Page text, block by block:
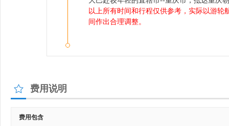
以上所有时间和行程仅供参考，实际以游
间作出合理调整。
费用说明
费用包含